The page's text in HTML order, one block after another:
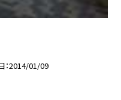
2014/01/09